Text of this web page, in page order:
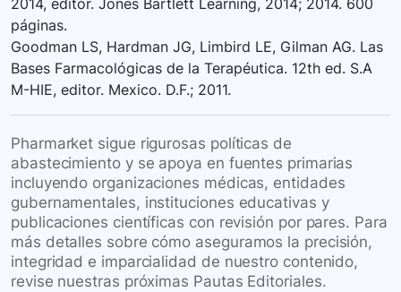
2014, editor. Jones Bartlett Learning, 2014; 2014. 600
páginas.
Goodman LS, Hardman JG, Limbird LE, Gilman AG. Las
Bases Farmacológicas de la Terapéutica. 12th ed. S.A
M-HIE, editor. Mexico. D.F.; 2011.
Pharmarket sigue rigurosas políticas de
abastecimiento y se apoya en fuentes primarias
incluyendo organizaciones médicas, entidades
gubernamentales, instituciones educativas y
publicaciones científicas con revisión por pares. Para
más detalles sobre cómo aseguramos la precisión,
integridad e imparcialidad de nuestro contenido,
revise nuestras próximas Pautas Editoriales.